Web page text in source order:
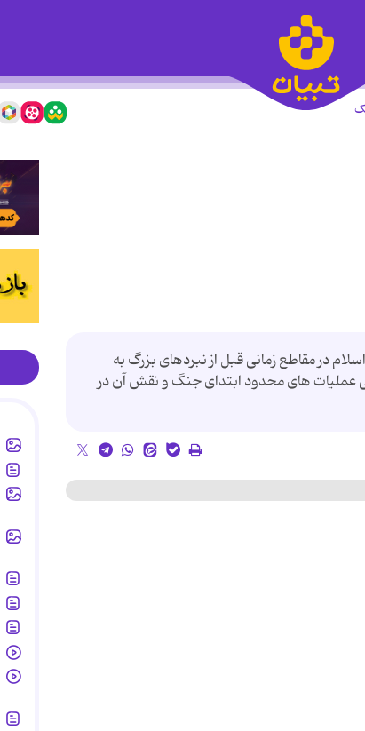
در مقاطع زمانی قبل از نبردهای بزرگ به
عملیات های محدود ابتدای جنگ و نقش آن در